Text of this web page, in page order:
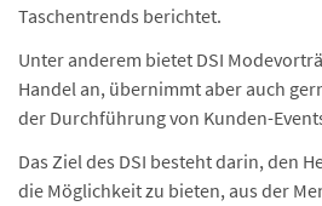
Taschentrends berichtet.
Unter anderem bietet DSI
Handel an, übernimmt aber auch
der Durchführung von Kunden-
Das Ziel des DSI besteht darin, den
die Möglichkeit zu bieten, aus der